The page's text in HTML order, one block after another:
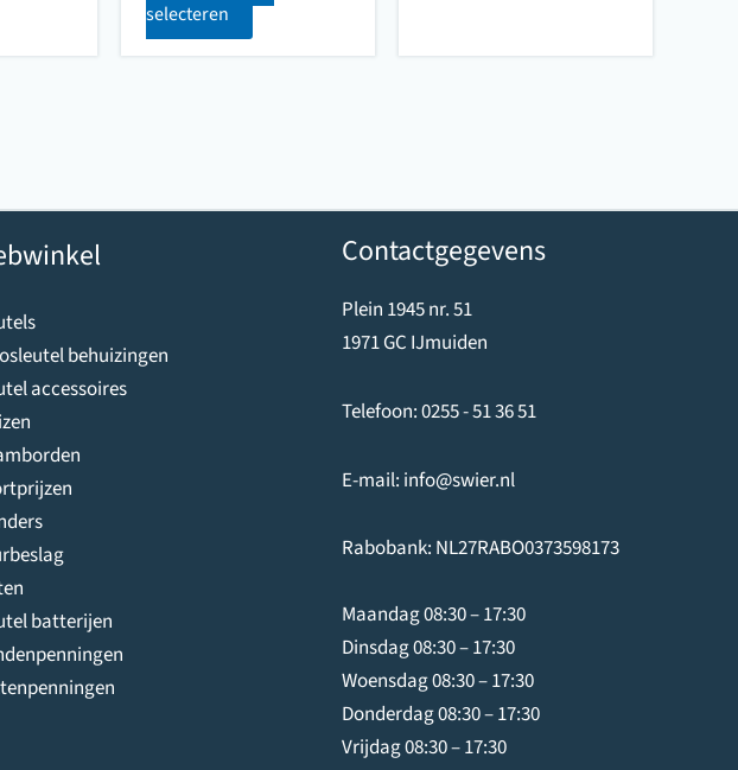
selecteren
behuizingen
accessoires
batterijen
Contactgegevens
Plein 1945 nr. 51
1971 GC IJmuiden
Telefoon:0255 - 51 36 51
E-mail: info@swier.nl
Rabobank: NL27RABO0373598173
Maandag 08:30 – 17:30
Dinsdag 08:30 – 17:30
Woensdag 08:30 – 17:30
Donderdag 08:30 – 17:30
Vrijdag 08:30 – 17:30